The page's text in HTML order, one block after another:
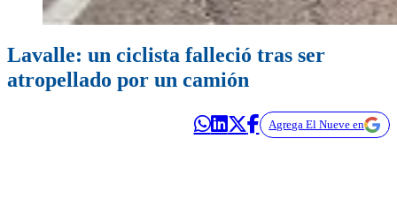
Lavalle: un ciclista falleció tras ser
atropellado por un camión
Agrega El Nueve en